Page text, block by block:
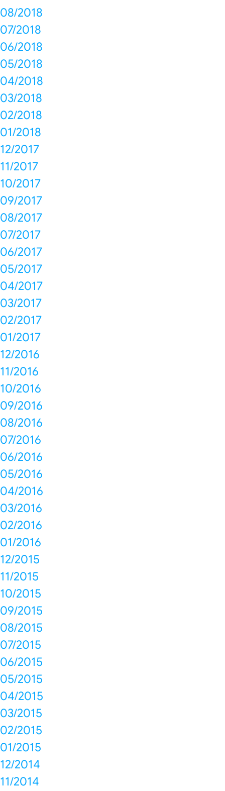
08/2018
07/2018
06/2018
05/2018
04/2018
03/2018
02/2018
01/2018
12/2017
11/2017
10/2017
09/2017
08/2017
07/2017
06/2017
05/2017
04/2017
03/2017
02/2017
01/2017
12/2016
11/2016
10/2016
09/2016
08/2016
07/2016
06/2016
05/2016
04/2016
03/2016
02/2016
01/2016
12/2015
11/2015
10/2015
09/2015
08/2015
07/2015
06/2015
05/2015
04/2015
03/2015
02/2015
01/2015
12/2014
11/2014